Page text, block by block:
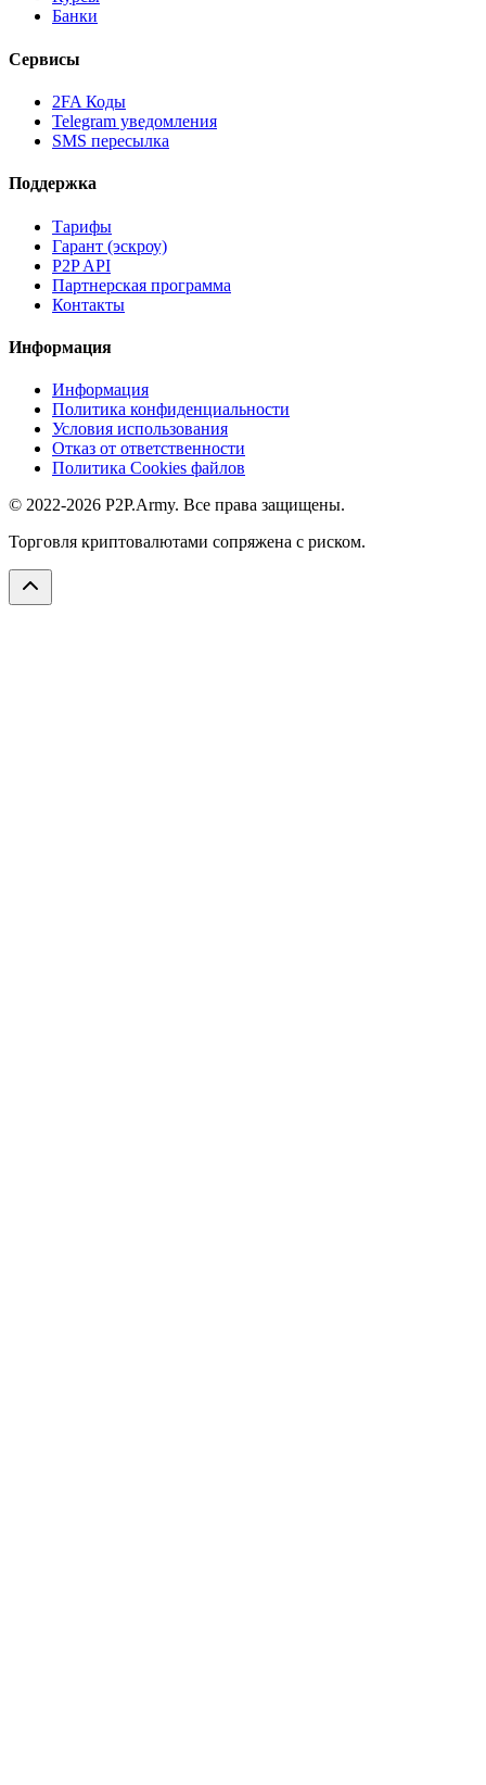
Банки
Сервисы
2FA Коды
Telegram уведомления
SMS пересылка
Поддержка
Тарифы
Гарант (эскроу)
P2P API
Партнерская программа
Контакты
Информация
Информация
Политика конфиденциальности
Условия использования
Отказ от ответственности
Политика Cookies файлов
© 2022-2026 P2P.Army. Все права защищены.
Торговля криптовалютами сопряжена с риском.